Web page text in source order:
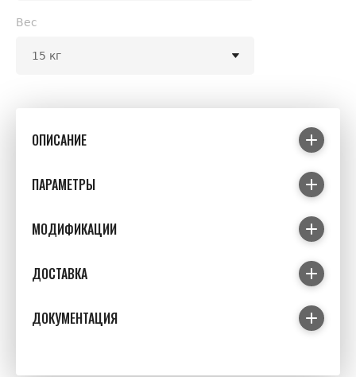
Вес
ОПИСАНИЕ
ПАРАМЕТРЫ
МОДИФИКАЦИИ
ДОСТАВКА
ДОКУМЕНТАЦИЯ